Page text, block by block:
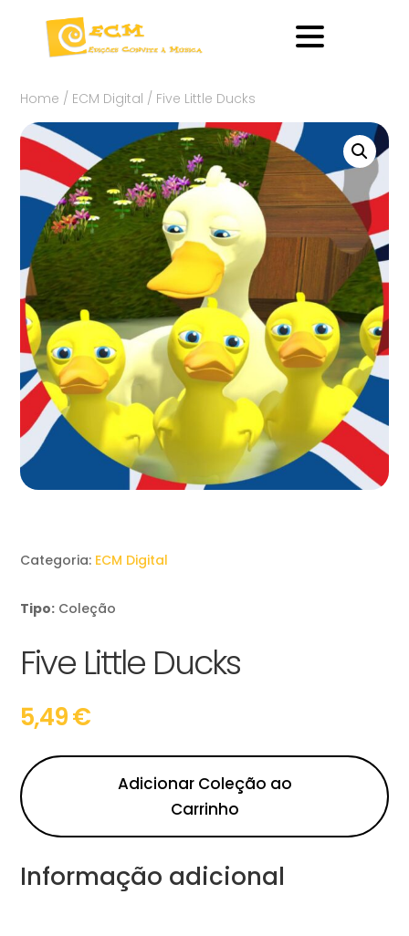
Home / ECM Digital / Five Little Ducks
Categoria: ECM Digital
Tipo: Coleção
Five Little Ducks
5,49€
Adicionar Coleção ao
Carrinho
Informação adicional